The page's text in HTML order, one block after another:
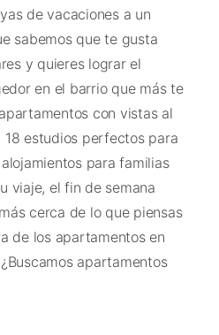
de vacaciones a un
sabemos que te gusta
y quieres lograr el
en el barrio que más te
con vistas al
18 estudios perfectos para
para familias
viaje, el fin de semana
cerca de lo que piensas
de los apartamentos en
apartamentos